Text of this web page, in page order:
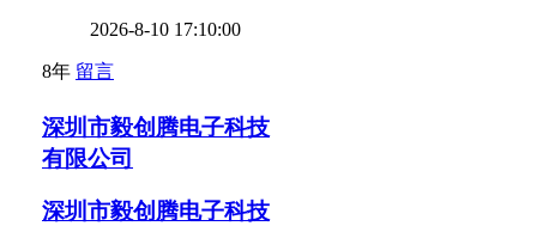
2026-8-10 17:10:00
8年 留言
深圳市毅创腾电子科技
有限公司
深圳市毅创腾电子科技